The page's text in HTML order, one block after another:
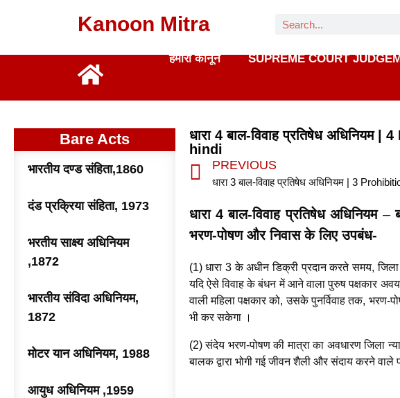
Kanoon Mitra
हमारा कानून SUPREME COURT
Bare Acts
भारतीय दण्ड संहिता,1860
दंड प्रक्रिया संहिता, 1973
भरतीय साक्ष्य अधिनियम
,1872
भारतीय संविदा अधिनियम,
1872
मोटर यान अधिनियम, 1988
आयुध अधिनियम ,1959
धारा 4 बाल-विवाह प्रतिषेध
hindi
PREVIOUS
धारा 4 बाल-विवाह प्रतिषेध अधिनियम–
भरण-पोषण और निवास के लिए उपबंध-
(1) धारा 3 के अधीन डिक्री प्रदान करते समय,
यदि ऐसे विवाह के बंधन में आने वाला पुरुष पक्षकार
वाली महिला पक्षकार को, उसके पुनर्विवाह तक,
भी कर सकेगा ।
(2) संदेय भरण-पोषण की मात्रा का अवधारण जिला
बालक द्वारा भोगी गई जीवन शैली और संदाय करने